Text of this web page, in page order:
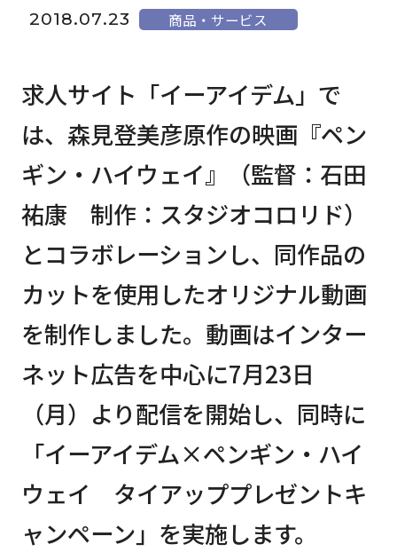
2018.07.23 商品・サービス
求人サイト「イーアイデム」で
は、森見登美彦原作の映画『ペン
ギン・ハイウェイ』（監督：石田
祐康 制作：スタジオコロリド）
とコラボレーションし、同作品の
カットを使用したオリジナル動画
を制作しました。動画はインター
ネット広告を中心に7月23日
（月）より配信を開始し、同時に
「イーアイデム×ペンギン・ハイ
ウェイ タイアッププレゼントキ
ャンペーン」を実施します。